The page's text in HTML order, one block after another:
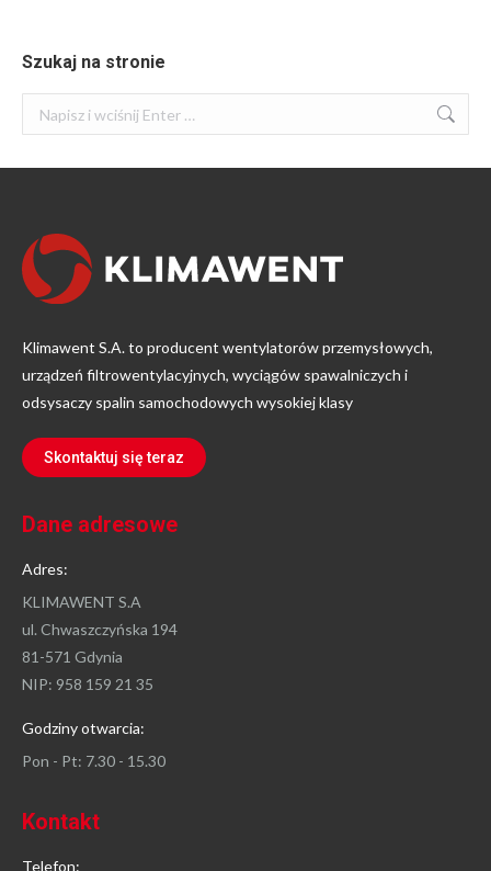
Szukaj na stronie
Szukaj:
Klimawent S.A. to producent wentylatorów przemysłowych,
urządzeń filtrowentylacyjnych, wyciągów spawalniczych i
odsysaczy spalin samochodowych wysokiej klasy
Skontaktuj się teraz
Dane adresowe
Adres:
KLIMAWENT S.A
ul. Chwaszczyńska 194
81-571 Gdynia
NIP: 958 159 21 35
Godziny otwarcia:
Pon - Pt: 7.30 - 15.30
Kontakt
Telefon: